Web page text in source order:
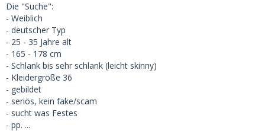
Die "Suche":
- Weiblich
- deutscher Typ
- 25 - 35 Jahre alt
- 165 - 178 cm
- Schlank bis sehr schlank (leicht skinny)
- Kleidergröße 36
- gebildet
- seriös, kein fake/scam
- sucht was Festes
- pp. ...